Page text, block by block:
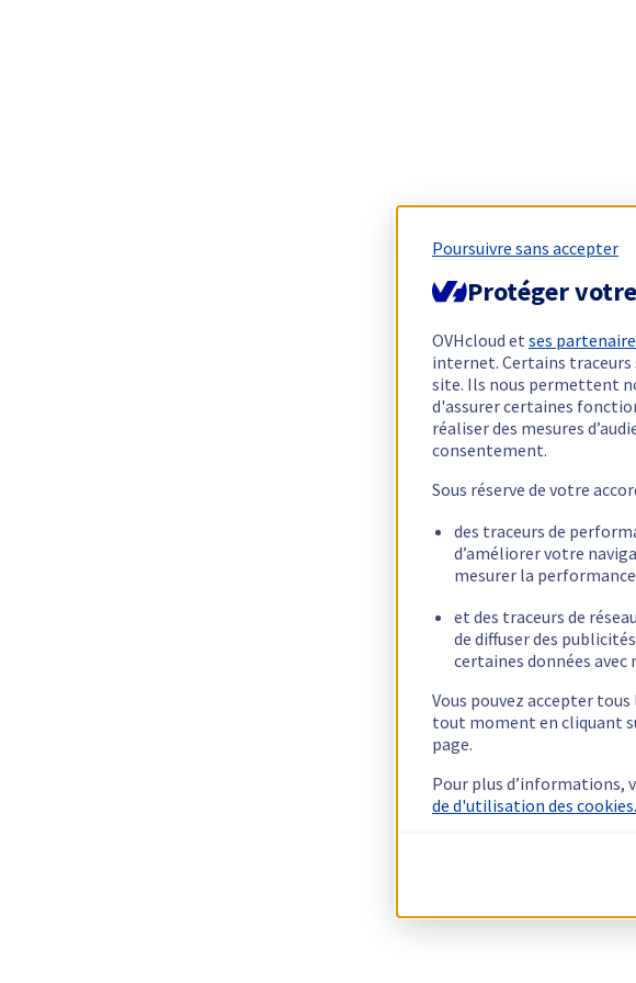
Poursuivre sans accepter
Protéger
OVHcloud et ses
internet. Certains
site. Ils nous permettent
d'assurer certaines
réaliser des mesures
consentement.
Sous réserve de votre
des traceurs de
d’améliorer votre
mesurer la performance
et des traceurs de
de diffuser des
certaines données
Vous pouvez accepter
tout moment en cliquant
page.
Pour plus d’informations,
de d'utilisation des cookies.